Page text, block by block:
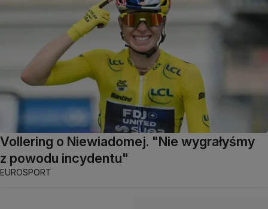
Vollering o Niewiadomej. "Nie wygrałyśmy
z powodu incydentu"
EUROSPORT